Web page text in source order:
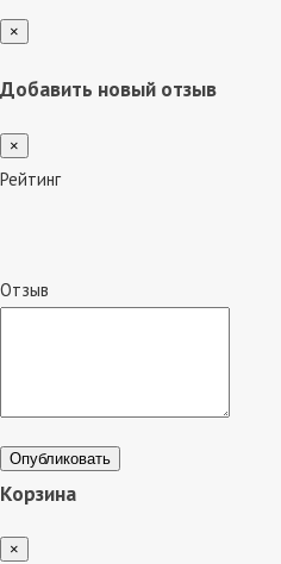
×
Добавить новый отзыв
×
Рейтинг
Отзыв
Опубликовать
Корзина
×